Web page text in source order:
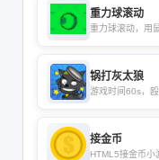
重力球滚动
重力球滚动，用
锅打灰太狼
游戏时间60s，殴
接金币
HTML5接金币小